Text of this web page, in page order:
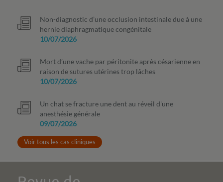
Non-diagnostic d’une occlusion intestinale due à une
hernie diaphragmatique congénitale
10/07/2026
Mort d’une vache par péritonite après césarienne en
raison de sutures utérines trop lâches
10/07/2026
Un chat se fracture une dent au réveil d'une
anesthésie générale
09/07/2026
Voir tous les cas cliniques